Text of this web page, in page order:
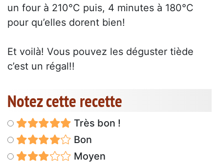
un four à 210°C puis, 4 minutes à 180°C
pour qu’elles dorent bien!
Et voilà! Vous pouvez les déguster tiède
c’est un régal!!
Notez cette recette
Très bon !
Bon
Moyen